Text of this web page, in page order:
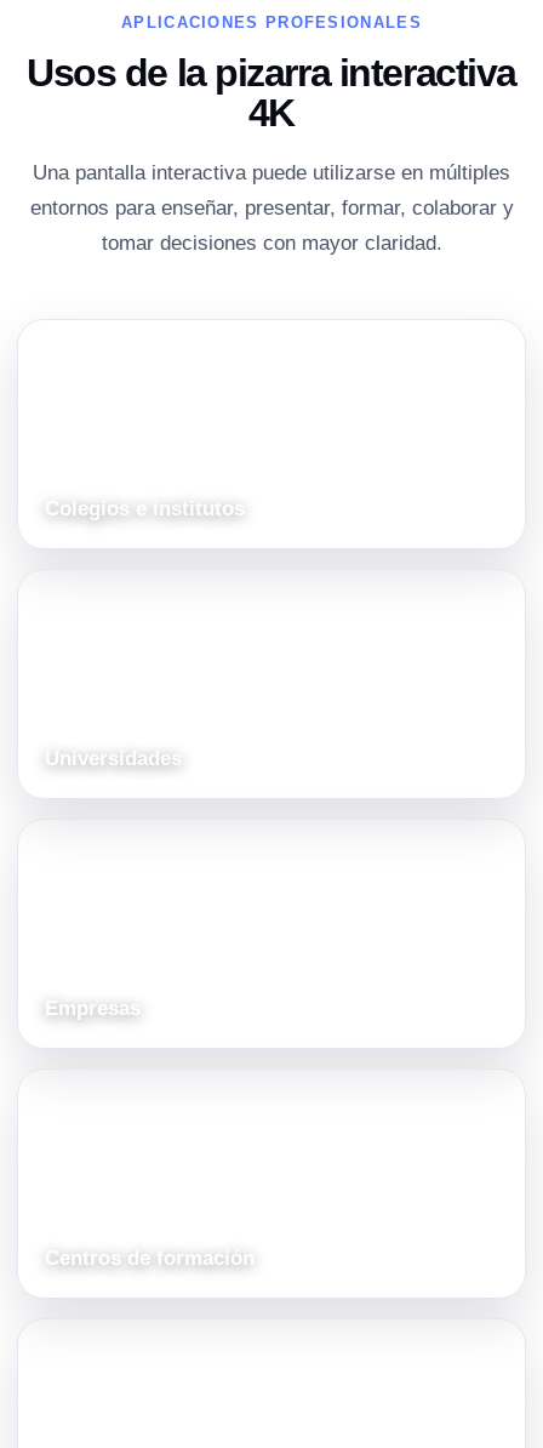
APLICACIONES PROFESIONALES
Usos de la pizarra interactiva
4K
Una pantalla interactiva puede utilizarse en múltiples
entornos para enseñar, presentar, formar, colaborar y
tomar decisiones con mayor claridad.
Colegios e institutos
Universidades
Empresas
Centros de formación